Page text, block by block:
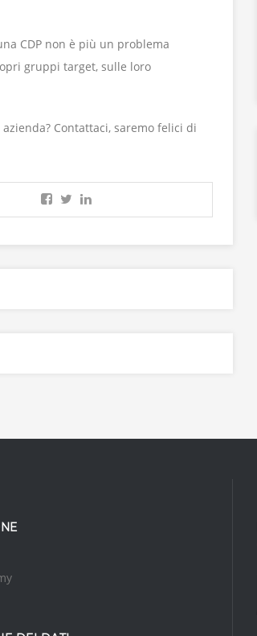
CDP non è più un problema
gruppi target, sulle loro
Contattaci, saremo felici di